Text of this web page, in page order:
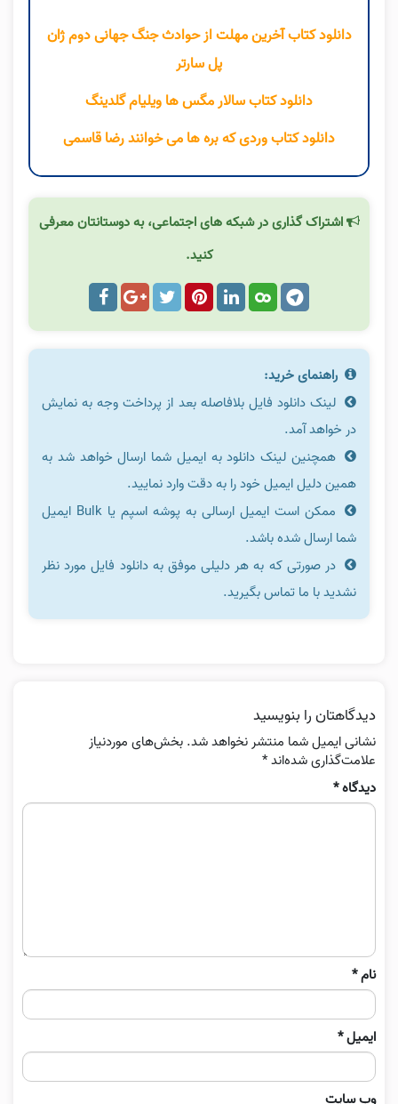
دانلود کتاب آخرین مهلت از حوادث جنگ جهانی دوم ژان
پل سارتر
دانلود کتاب سالار مگس ها ویلیام گلدینگ
دانلود کتاب وردی که بره ها می خوانند رضا قاسمی
اشتراک گذاری در شبکه های اجتماعی، به دوستانتان معرفی
کنید.
راهنمای خرید:
لینک دانلود فایل بلافاصله بعد از پرداخت وجه به نمایش
در خواهد آمد.
همچنین لینک دانلود به ایمیل شما ارسال خواهد شد به
همین دلیل ایمیل خود را به دقت وارد نمایید.
ممکن است ایمیل ارسالی به پوشه اسپم یا Bulk ایمیل
شما ارسال شده باشد.
در صورتی که به هر دلیلی موفق به دانلود فایل مورد نظر
نشدید با ما تماس بگیرید.
دیدگاهتان را بنویسید
نشانی ایمیل شما منتشر نخواهد شد. بخش‌های موردنیاز
علامت‌گذاری شده‌اند*
دیدگاه*
نام*
ایمیل*
وب‌ سایت